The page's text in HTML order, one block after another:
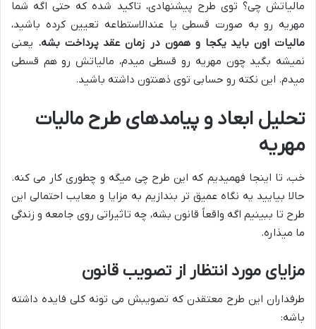
مالیاتش چی؟ توی طرح پیشنهادی، تاکید شده که حتی اگه شما
مهریه رو به صورت قسطی یا عندالاستطاعه تعیین کرده باشید،
مالیات اون باید یکجا و همون در زمان عقد پرداخت بشه. یعنی
نمیشه بگید چون مهریه رو قسطی میدم، مالیاتش رو هم قسطی
میدم. این نکته رو حسابی توی ذهنتون داشته باشید.
تحلیل ابعاد و پیامدهای طرح مالیات
مهریه
خب، تا اینجا فهمیدیم که این طرح چی میگه و چطوری کار می کنه.
حالا بیایید یه نگاه عمیق تر بندازیم به مزایا و معایب احتمالی این
طرح تا ببینیم اگه واقعاً قانون بشه، چه تاثیراتی روی جامعه و زندگی
ما میذاره.
مزایای مورد انتظار از تصویب قانون
طرفداران این طرح معتقدن که تصویبش می تونه کلی فایده داشته
باشه: